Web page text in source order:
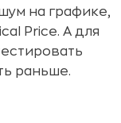
на графике,
Price. А для
раньше.